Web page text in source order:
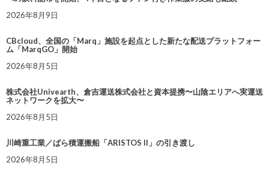
2026年8月9日
CBcloud、全国の「Marq」施設を起点とした新たな配送プラットフォー
ム「MarqGO」開始
2026年8月5日
株式会社Univearth、倉吉運送株式会社と資本提携〜山陰エリアへ実運送
ネットワークを拡大〜
2026年8月5日
川崎重工業／ばら積運搬船「ARISTOS II」の引き渡し
2026年8月5日